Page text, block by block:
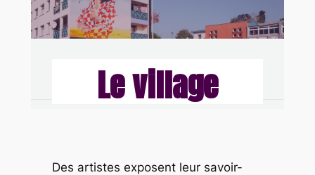
Le village
Des artistes exposent leur savoir-